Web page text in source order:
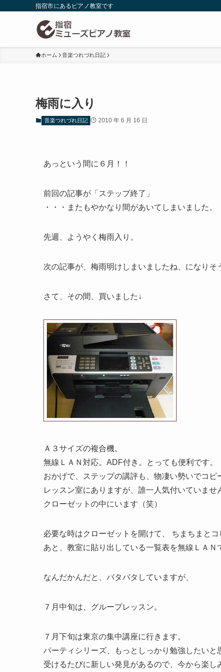
指宿市にあるピアノ教室です
ホーム 音楽つれづれ日記
梅雨に入り
音楽つれづれ日記 2010 年 6 月 16 日
あっという間に６月！！
前回の記事が「ステップ終了」
・・・またもやかなり間があいてしまいました。
先週、ようやく梅雨入り。
次の記事が、梅雨明けしまいましたね、になりそ
さて、その間、買いました↓
Ａ３サイズの複合機。
無線ＬＡＮ対応。ADF付き。とっても便利です。
おかげで、ステップの講評も、物凄い勢いでコピ
レッスン室にありますが、誰一人気付いていませ
クローゼットの中にいます（笑）
必要な時はクローゼットを開けて、 ちまちまとコ
あと、教室に貼り出している一覧表を無線ＬＡＮ
なんだかんだと、バタバタしていますが、
７月中旬は、グループレッスン。
７月下旬は東京の集中講座に行きます。
パーティシリーズ、もっとしっかり勉強したいと
受けるたびに新しい発見があるので、今から楽し